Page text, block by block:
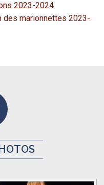
2023-2024
des marionnettes 2023-